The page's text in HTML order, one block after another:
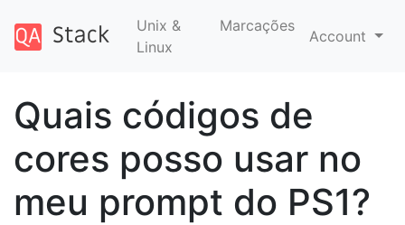
Unix &
Linux
Marcações
Account
Quais códigos de
cores posso usar no
meu prompt do PS1?